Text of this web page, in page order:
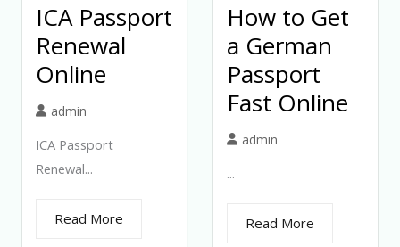
ICA Passport
Renewal
Online
admin
ICA Passport
Renewal...
Read More
How to Get
a German
Passport
Fast Online
admin
...
Read More